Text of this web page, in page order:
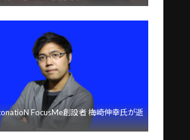
FocusMe創設者 梅崎伸幸氏が逝